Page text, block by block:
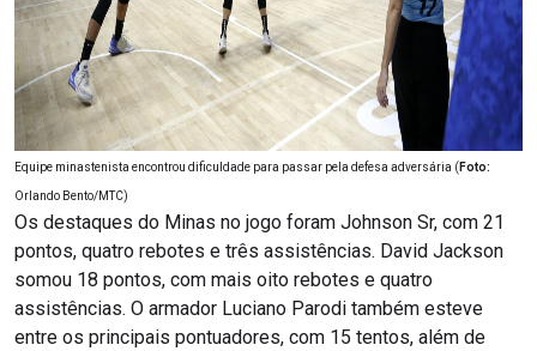
Equipe minastenista encontrou dificuldade para passar pela defesa adversária ( Foto:
Orlando Bento/MTC)
Os destaques do Minas no jogo foram Johnson Sr, com 21
pontos, quatro rebotes e três assistências. David Jackson
somou 18 pontos, com mais oito rebotes e quatro
assistências. O armador Luciano Parodi também esteve
entre os principais pontuadores, com 15 tentos, além de